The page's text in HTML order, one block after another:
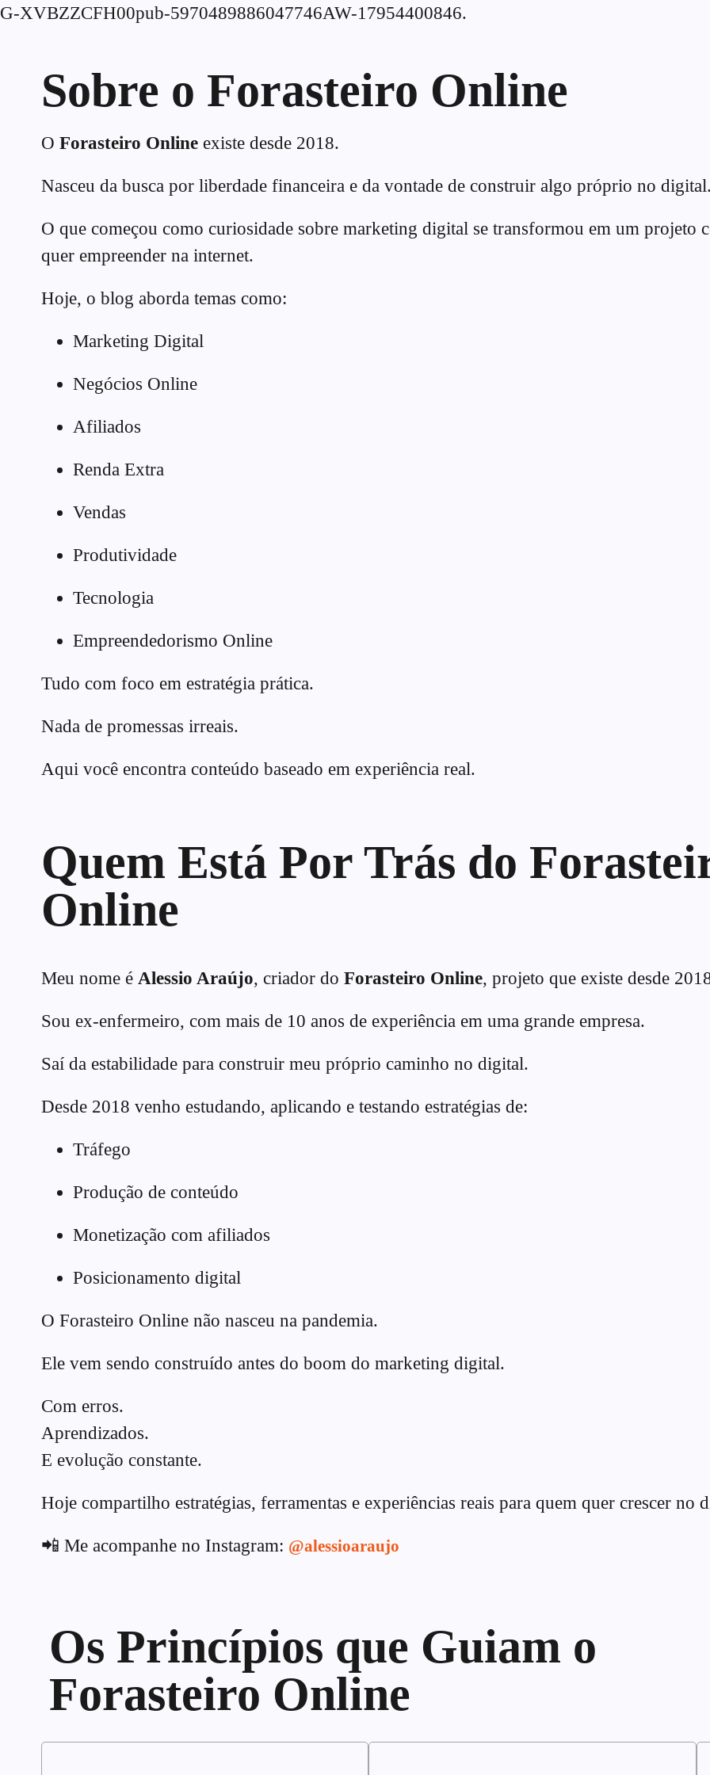
G-XVBZZCFH00pub-5970489886047746AW-17954400846.
Sobre o Forasteiro Online
O Forasteiro Online existe desde 2018.
Nasceu da busca por liberdade financeira e da vontade de construir algo próprio no
O que começou como curiosidade sobre marketing digital se transformou em um projeto
quer empreender na internet.
Hoje, o blog aborda temas como:
Marketing Digital
Negócios Online
Afiliados
Renda Extra
Vendas
Produtividade
Tecnologia
Empreendedorismo Online
Tudo com foco em estratégia prática.
Nada de promessas irreais.
Aqui você encontra conteúdo baseado em experiência real.
Quem Está Por Trás do
Online
Meu nome é Alessio Araújo, criador do Forasteiro Online, projeto que existe desde
Sou ex-enfermeiro, com mais de 10 anos de experiência em uma grande empresa.
Saí da estabilidade para construir meu próprio caminho no digital.
Desde 2018 venho estudando, aplicando e testando estratégias de:
Tráfego
Produção de conteúdo
Monetização com afiliados
Posicionamento digital
O Forasteiro Online não nasceu na pandemia.
Ele vem sendo construído antes do boom do marketing digital.
Com erros.
Aprendizados.
E evolução constante.
Hoje compartilho estratégias, ferramentas e experiências reais para quem quer crescer
📲 Me acompanhe no Instagram: @alessioaraujo
Os Princípios que Guiam o
Forasteiro Online